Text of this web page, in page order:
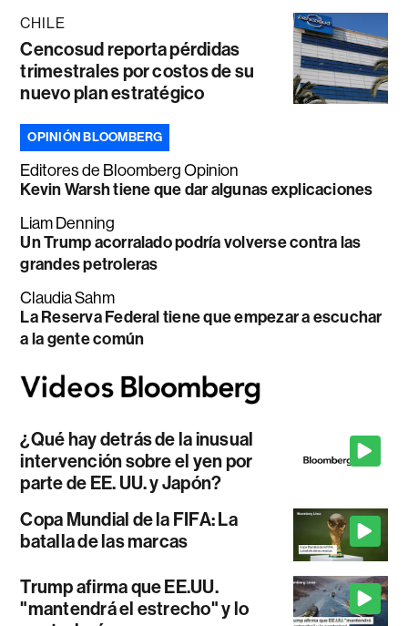
CHILE
Cencosud reporta pérdidas
trimestrales por costos de su
nuevo plan estratégico
OPINIÓN BLOOMBERG
Editores de Bloomberg Opinion
Kevin Warsh tiene que dar algunas explicaciones
Liam Denning
Un Trump acorralado podría volverse contra las
grandes petroleras
Claudia Sahm
La Reserva Federal tiene que empezar a escuchar
a la gente común
¿Qué hay detrás de la inusual
intervención sobre el yen por
parte de EE. UU. y Japón?
Copa Mundial de la FIFA: La
batalla de las marcas
Trump afirma que EE.UU.
"mantendrá el estrecho" y lo